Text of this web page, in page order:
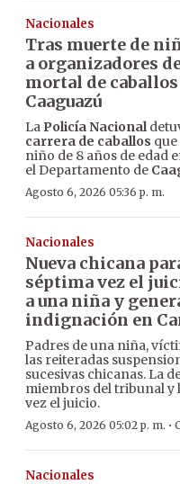
Nacionales
Tras muerte de
a organizadores
mortal de caballos
Caaguazú
La Policía Nacional
carrera de caballos
niño de 8 años de edad
el Departamento de
Agosto 6, 2026 05:36 p. m.
Nacionales
Nueva chicana
séptima vez el
a una niña y
indignación en
Padres de una niña,
las reiteradas
sucesivas chicanas. La
miembros del tribunal y
vez el juicio.
Agosto 6, 2026 05:02 p. m. ·
Nacionales